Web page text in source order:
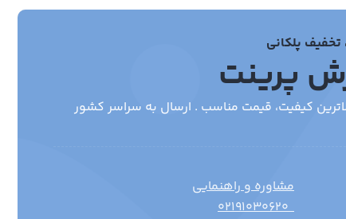
پلکانی
پرینت
مشاوره و راهنمایی
۰۲۱۹۱۰۳۰۶۲۰